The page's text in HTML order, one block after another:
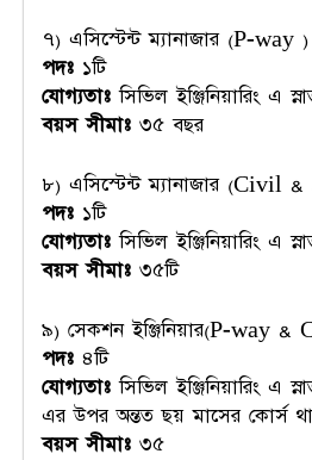
৭) এসিস্টেন্ট ম্যানাজার (P-way )
পদঃ ১টি
যোগ্যতাঃ সিভিল ইঞ্জিনিয়ারিং এ
বয়স সীমাঃ ৩৫ বছর
৮) এসিস্টেন্ট ম্যানাজার (Civil
পদঃ ১টি
যোগ্যতাঃ সিভিল ইঞ্জিনিয়ারিং এ
বয়স সীমাঃ ৩৫টি
৯) সেকশন ইঞ্জিনিয়ার(P-way
পদঃ ৪টি
যোগ্যতাঃ সিভিল ইঞ্জিনিয়ারিং এ
এর উপর অন্তত ছয় মাসের কোর্স
বয়স সীমাঃ ৩৫